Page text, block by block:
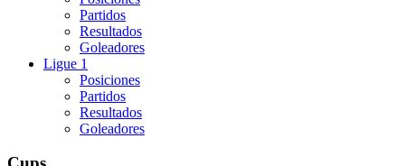
Partidos
Resultados
Goleadores
Ligue 1
Posiciones
Partidos
Resultados
Goleadores